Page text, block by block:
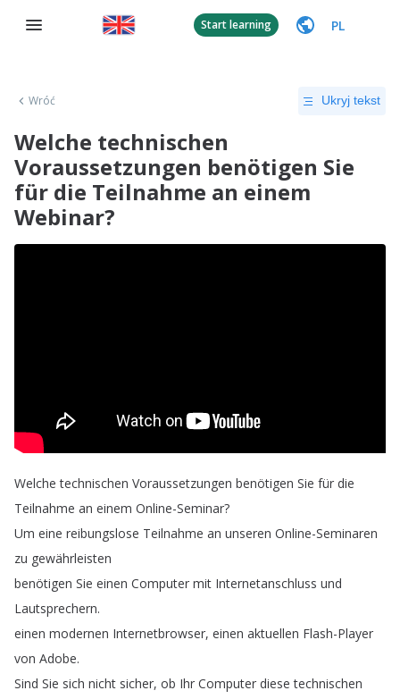
Start learning PL
Wróć Ukryj tekst
Welche technischen
Voraussetzungen benötigen Sie
für die Teilnahme an einem
Webinar?
Welche technischen Voraussetzungen benötigen Sie für die
Teilnahme an einem Online-Seminar?
Um eine reibungslose Teilnahme an unseren Online-Seminaren
zu gewährleisten
benötigen Sie einen Computer mit Internetanschluss und
Lautsprechern.
einen modernen Internetbrowser, einen aktuellen Flash-Player
von Adobe.
Sind Sie sich nicht sicher, ob Ihr Computer diese technischen